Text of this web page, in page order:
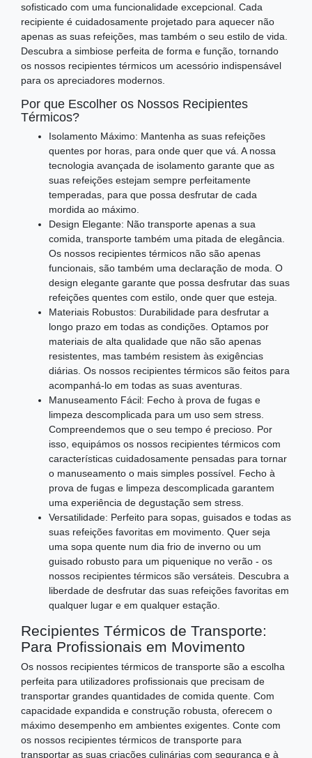
sofisticado com uma funcionalidade excepcional. Cada
recipiente é cuidadosamente projetado para aquecer não
apenas as suas refeições, mas também o seu estilo de vida.
Descubra a simbiose perfeita de forma e função, tornando
os nossos recipientes térmicos um acessório indispensável
para os apreciadores modernos.
Por que Escolher os Nossos Recipientes
Térmicos?
Isolamento Máximo: Mantenha as suas refeições
quentes por horas, para onde quer que vá. A nossa
tecnologia avançada de isolamento garante que as
suas refeições estejam sempre perfeitamente
temperadas, para que possa desfrutar de cada
mordida ao máximo.
Design Elegante: Não transporte apenas a sua
comida, transporte também uma pitada de elegância.
Os nossos recipientes térmicos não são apenas
funcionais, são também uma declaração de moda. O
design elegante garante que possa desfrutar das suas
refeições quentes com estilo, onde quer que esteja.
Materiais Robustos: Durabilidade para desfrutar a
longo prazo em todas as condições. Optamos por
materiais de alta qualidade que não são apenas
resistentes, mas também resistem às exigências
diárias. Os nossos recipientes térmicos são feitos para
acompanhá-lo em todas as suas aventuras.
Manuseamento Fácil: Fecho à prova de fugas e
limpeza descomplicada para um uso sem stress.
Compreendemos que o seu tempo é precioso. Por
isso, equipámos os nossos recipientes térmicos com
características cuidadosamente pensadas para tornar
o manuseamento o mais simples possível. Fecho à
prova de fugas e limpeza descomplicada garantem
uma experiência de degustação sem stress.
Versatilidade: Perfeito para sopas, guisados e todas as
suas refeições favoritas em movimento. Quer seja
uma sopa quente num dia frio de inverno ou um
guisado robusto para um piquenique no verão - os
nossos recipientes térmicos são versáteis. Descubra a
liberdade de desfrutar das suas refeições favoritas em
qualquer lugar e em qualquer estação.
Recipientes Térmicos de Transporte:
Para Profissionais em Movimento
Os nossos recipientes térmicos de transporte são a escolha
perfeita para utilizadores profissionais que precisam de
transportar grandes quantidades de comida quente. Com
capacidade expandida e construção robusta, oferecem o
máximo desempenho em ambientes exigentes. Conte com
os nossos recipientes térmicos de transporte para
transportar as suas criações culinárias com segurança e à